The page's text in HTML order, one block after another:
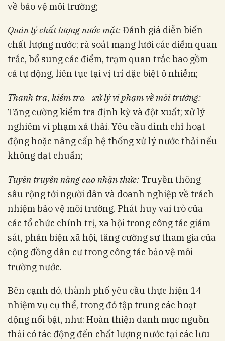
về bảo vệ môi trường;
Quản lý chất lượng nước mặt:Đánh giá diễn biến
chất lượng nước; rà soát mạng lưới các điểm quan
trắc, bổ sung các điểm, trạm quan trắc bao gồm
cả tự động, liên tục tại vị trí đặc biệt ô nhiễm;
Thanh tra, kiểm tra - xử lý vi phạm về môi trường:
Tăng cường kiểm tra định kỳ và đột xuất; xử lý
nghiêm vi phạm xả thải. Yêu cầu đình chỉ hoạt
động hoặc nâng cấp hệ thống xử lý nước thải nếu
không đạt chuẩn;
Tuyên truyền nâng cao nhận thức: Truyền thông
sâu rộng tới người dân và doanh nghiệp về trách
nhiệm bảo vệ môi trường. Phát huy vai trò của
các tổ chức chính trị, xã hội trong công tác giám
sát, phản biện xã hội, tăng cường sự tham gia của
cộng đồng dân cư trong công tác bảo vệ môi
trường nước.
Bên cạnh đó, thành phố yêu cầu thực hiện 14
nhiệm vụ cụ thể, trong đó tập trung các hoạt
động nổi bật, như: Hoàn thiện danh mục nguồn
thải có tác động đến chất lượng nước tại các lưu